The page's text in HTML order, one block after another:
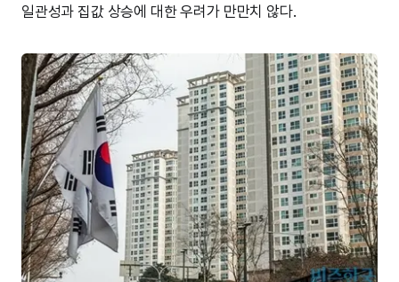
일관성과 집값 상승에 대한 우려가 만만치 않다.